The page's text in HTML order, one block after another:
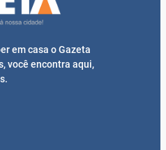
em casa o Gazeta
você encontra aqui,